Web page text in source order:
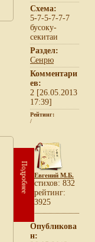
Схема:
5-7-5-7-7-7
бусоку-
секитаи
Раздел:
Сенрю
Комментари
ев:
2 [26.05.2013
17:39]
Рейтинг:
/
Подробнее Евгений М.Б.
cтихов: 832
рейтинг:
3925
Опубликова
н: